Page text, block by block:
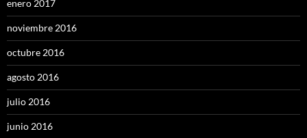
enero 2017
noviembre 2016
octubre 2016
agosto 2016
julio 2016
junio 2016